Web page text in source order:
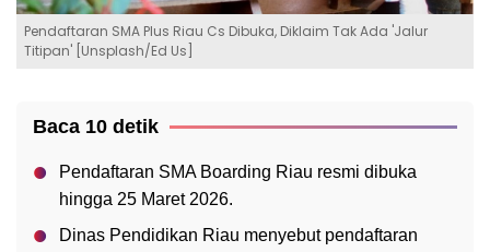
Pendaftaran SMA Plus Riau Cs Dibuka, Diklaim Tak Ada 'Jalur
Titipan' [Unsplash/Ed Us]
Baca 10 detik
Pendaftaran SMA Boarding Riau resmi dibuka
hingga 25 Maret 2026.
Dinas Pendidikan Riau menyebut pendaftaran